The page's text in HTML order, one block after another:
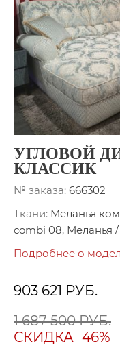
УГЛОВОЙ
КЛАССИК
№ заказа: 666302
Ткани: Меланья
combi 08, Меланья
Подробнее о
903 621 РУБ.
1 687 500 РУБ.
СКИДКА 46%